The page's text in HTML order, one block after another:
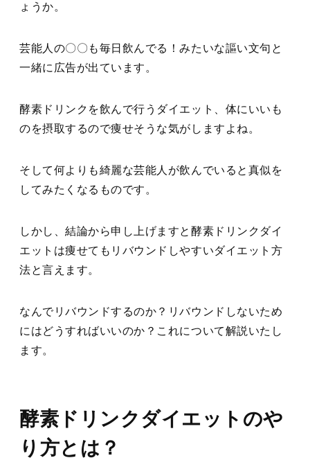
ょうか。
芸能人の〇〇も毎日飲んでる！みたいな謳い文句と
一緒に広告が出ています。
酵素ドリンクを飲んで行うダイエット、体にいいも
のを摂取するので痩せそうな気がしますよね。
そして何よりも綺麗な芸能人が飲んでいると真似を
してみたくなるものです。
しかし、結論から申し上げますと酵素ドリンクダイ
エットは痩せてもリバウンドしやすいダイエット方
法と言えます。
なんでリバウンドするのか？リバウンドしないため
にはどうすればいいのか？これについて解説いたし
ます。
酵素ドリンクダイエットのや
り方とは？